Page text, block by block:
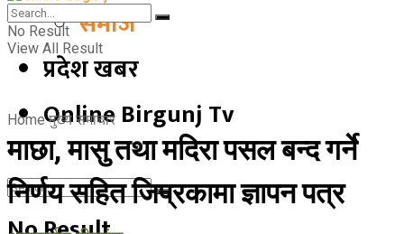
समाज
प्रदेश खबर
Online Birgunj Tv
No Result
View All Result
Home मुख्य समाचार
माछा, मासु तथा मदिरा पसल बन्द गर्ने
निर्णय सहित जिप्रकामा ज्ञापन पत्र